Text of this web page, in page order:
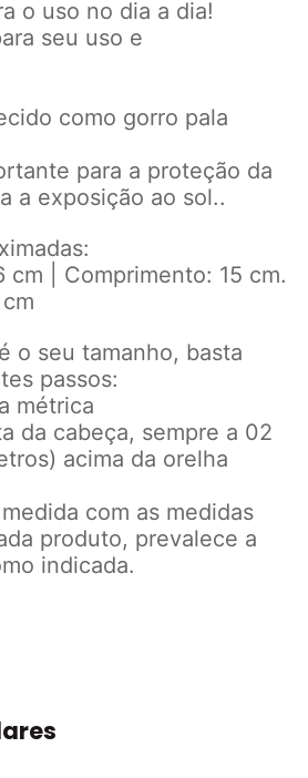
o uso no dia a dia!
seu uso e
como gorro pala
para a proteção da
a exposição ao sol..
cm | Comprimento: 15 cm.
o seu tamanho, basta
passos:
métrica
da cabeça, sempre a 02
acima da orelha
com as medidas
produto, prevalece a
indicada.